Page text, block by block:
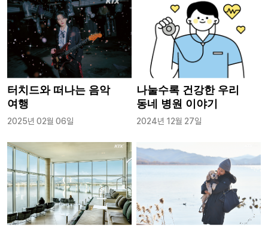
터치드와 떠나는 음악
여행
2025년 02월 06일
나눌수록 건강한 우리
동네 병원 이야기
2024년 12월 27일